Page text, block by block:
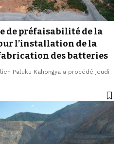
de préfaisabilité de la
l’installation de la
des batteries
Paluku Kahongya a procédé jeudi